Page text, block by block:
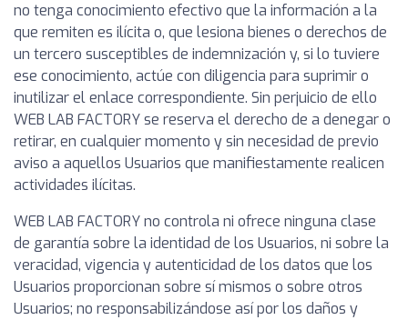
no tenga conocimiento efectivo que la información a la
que remiten es ilícita o, que lesiona bienes o derechos de
un tercero susceptibles de indemnización y, si lo tuviere
ese conocimiento, actúe con diligencia para suprimir o
inutilizar el enlace correspondiente. Sin perjuicio de ello
WEB LAB FACTORY se reserva el derecho de a denegar o
retirar, en cualquier momento y sin necesidad de previo
aviso a aquellos Usuarios que manifiestamente realicen
actividades ilícitas.
WEB LAB FACTORY no controla ni ofrece ninguna clase
de garantía sobre la identidad de los Usuarios, ni sobre la
veracidad, vigencia y autenticidad de los datos que los
Usuarios proporcionan sobre sí mismos o sobre otros
Usuarios; no responsabilizándose así por los daños y